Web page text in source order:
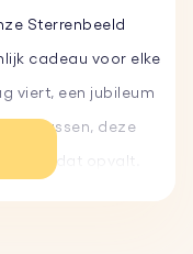
Sterrenbeeld
cadeau voor elke
viert, een jubileum
verrassen, deze
dat opvalt.
de door jou